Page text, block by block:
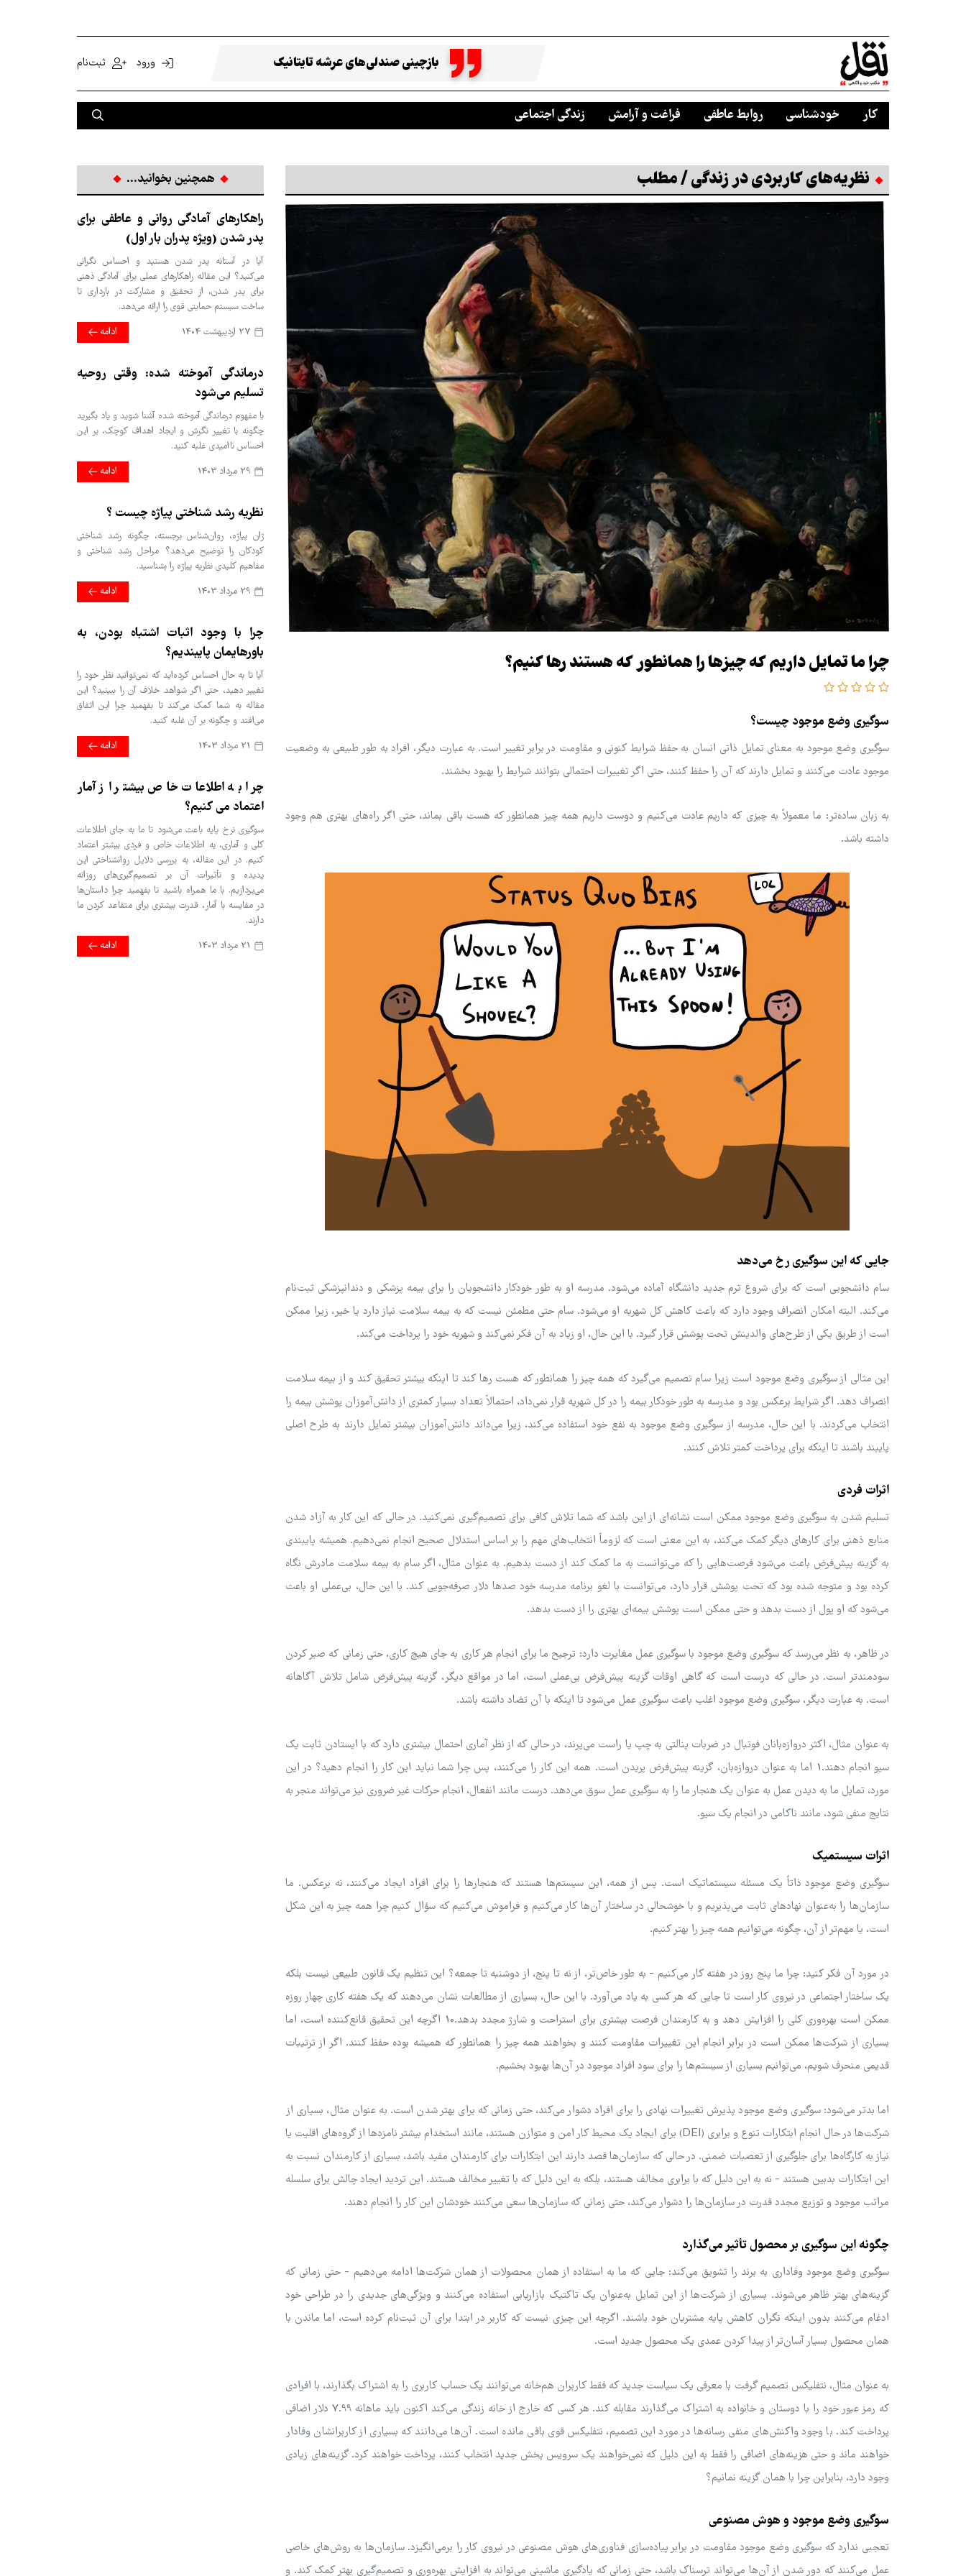
بازچینی صندلی‌های عرشه تایتانیک ورود ثبت‌نام
کار خودشناسی روابط عاطفی فراغت و آرامش زندگی اجتماعی
نظریه‌های کاربردی در زندگی / مطلب
چرا ما تمایل داریم که چیزها را همانطور که هستند رها کنیم؟
سوگیری وضع موجود چیست؟
سوگیری وضع موجود به معنای تمایل ذاتی انسان به حفظ شرایط کنونی و مقاومت در برابر تغییر است. به عبارت دیگر، افراد به طور طبیعی به وضعیت
موجود عادت می‌کنند و تمایل دارند که آن را حفظ کنند، حتی اگر تغییرات احتمالی بتوانند شرایط را بهبود بخشند.
به زبان ساده‌تر: ما معمولاً به چیزی که داریم عادت می‌کنیم و دوست داریم همه چیز همانطور که هست باقی بماند، حتی اگر راه‌های بهتری هم وجود
داشته باشد.
جایی که این سوگیری رخ می‌دهد
سام دانشجویی است که برای شروع ترم جدید دانشگاه آماده می‌شود. مدرسه او به طور خودکار دانشجویان را برای بیمه پزشکی و دندانپزشکی ثبت‌نام
می‌کند. البته امکان انصراف وجود دارد که باعث کاهش کل شهریه او می‌شود. سام حتی مطمئن نیست که به بیمه سلامت نیاز دارد یا خیر، زیرا ممکن
است از طریق یکی از طرح‌های والدینش تحت پوشش قرار گیرد. با این حال، او زیاد به آن فکر نمی‌کند و شهریه خود را پرداخت می‌کند.
این مثالی از سوگیری وضع موجود است زیرا سام تصمیم می‌گیرد که همه چیز را همانطور که هست رها کند تا اینکه بیشتر تحقیق کند و از بیمه سلامت
انصراف دهد. اگر شرایط برعکس بود و مدرسه به طور خودکار بیمه را در کل شهریه قرار نمی‌داد، احتمالاً تعداد بسیار کمتری از دانش‌آموزان پوشش بیمه را
انتخاب می‌کردند. با این حال، مدرسه از سوگیری وضع موجود به نفع خود استفاده می‌کند، زیرا می‌داند دانش‌آموزان بیشتر تمایل دارند به طرح اصلی
پایبند باشند تا اینکه برای پرداخت کمتر تلاش کنند.
اثرات فردی
تسلیم شدن به سوگیری وضع موجود ممکن است نشانه‌ای از این باشد که شما تلاش کافی برای تصمیم‌گیری نمی‌کنید. در حالی که این کار به آزاد شدن
منابع ذهنی برای کارهای دیگر کمک می‌کند، به این معنی است که لزوماً انتخاب‌های مهم را بر اساس استدلال صحیح انجام نمی‌دهیم. همیشه پایبندی
به گزینه پیش‌فرض باعث می‌شود فرصت‌هایی را که می‌توانست به ما کمک کند از دست بدهیم. به عنوان مثال، اگر سام به بیمه سلامت مادرش نگاه
کرده بود و متوجه شده بود که تحت پوشش قرار دارد، می‌توانست با لغو برنامه مدرسه خود صدها دلار صرفه‌جویی کند. با این حال، بی‌عملی او باعث
می‌شود که او پول از دست بدهد و حتی ممکن است پوشش بیمه‌ای بهتری را از دست بدهد.
در ظاهر، به نظر می‌رسد که سوگیری وضع موجود با سوگیری عمل مغایرت دارد: ترجیح ما برای انجام هر کاری به جای هیچ کاری، حتی زمانی که صبر کردن
سودمندتر است. در حالی که درست است که گاهی اوقات گزینه پیش‌فرض بی‌عملی است، اما در مواقع دیگر، گزینه پیش‌فرض شامل تلاش آگاهانه
است. به عبارت دیگر، سوگیری وضع موجود اغلب باعث سوگیری عمل می‌شود تا اینکه با آن تضاد داشته باشد.
به عنوان مثال، اکثر دروازه‌بانان فوتبال در ضربات پنالتی به چپ یا راست می‌پرند، در حالی که از نظر آماری احتمال بیشتری دارد که با ایستادن ثابت یک
سیو انجام دهند.1 اما به عنوان دروازه‌بان، گزینه پیش‌فرض پریدن است. همه این کار را می‌کنند، پس چرا شما نباید این کار را انجام دهید؟ در این
مورد، تمایل ما به دیدن عمل به عنوان یک هنجار ما را به سوگیری عمل سوق می‌دهد. درست مانند انفعال، انجام حرکات غیر ضروری نیز می‌تواند منجر به
نتایج منفی شود، مانند ناکامی در انجام یک سیو.
اثرات سیستمیک
سوگیری وضع موجود ذاتاً یک مسئله سیستماتیک است. پس از همه، این سیستم‌ها هستند که هنجارها را برای افراد ایجاد می‌کنند، نه برعکس. ما
سازمان‌ها را به‌عنوان نهادهای ثابت می‌پذیریم و با خوشحالی در ساختار آن‌ها کار می‌کنیم و فراموش می‌کنیم که سؤال کنیم چرا همه چیز به این شکل
است، یا مهم‌تر از آن، چگونه می‌توانیم همه چیز را بهتر کنیم.
در مورد آن فکر کنید: چرا ما پنج روز در هفته کار می‌کنیم - به طور خاص‌تر، از نه تا پنج، از دوشنبه تا جمعه؟ این تنظیم یک قانون طبیعی نیست بلکه
یک ساختار اجتماعی در نیروی کار است تا جایی که هر کسی به یاد می‌آورد. با این حال، بسیاری از مطالعات نشان می‌دهند که یک هفته کاری چهار روزه
ممکن است بهره‌وری کلی را افزایش دهد و به کارمندان فرصت بیشتری برای استراحت و شارژ مجدد بدهد.10 اگرچه این تحقیق قانع‌کننده است، اما
بسیاری از شرکت‌ها ممکن است در برابر انجام این تغییرات مقاومت کنند و بخواهند همه چیز را همانطور که همیشه بوده حفظ کنند. اگر از ترتیبات
قدیمی منحرف شویم، می‌توانیم بسیاری از سیستم‌ها را برای سود افراد موجود در آن‌ها بهبود بخشیم.
اما بدتر می‌شود: سوگیری وضع موجود پذیرش تغییرات نهادی را برای افراد دشوار می‌کند، حتی زمانی که برای بهتر شدن است. به عنوان مثال، بسیاری از
شرکت‌ها در حال انجام ابتکارات تنوع و برابری (DEI) برای ایجاد یک محیط کار امن و متوازن هستند، مانند استخدام بیشتر نامزدها از گروه‌های اقلیت یا
نیاز به کارگاه‌ها برای جلوگیری از تعصبات ضمنی. در حالی که سازمان‌ها قصد دارند این ابتکارات برای کارمندان مفید باشد، بسیاری از کارمندان نسبت به
این ابتکارات بدبین هستند - نه به این دلیل که با برابری مخالف هستند، بلکه به این دلیل که با تغییر مخالف هستند. این تردید ایجاد چالش برای سلسله
مراتب موجود و توزیع مجدد قدرت در سازمان‌ها را دشوار می‌کند، حتی زمانی که سازمان‌ها سعی می‌کنند خودشان این کار را انجام دهند.
چگونه این سوگیری بر محصول تأثیر می‌گذارد
سوگیری وضع موجود وفاداری به برند را تشویق می‌کند: جایی که ما به استفاده از همان محصولات از همان شرکت‌ها ادامه می‌دهیم - حتی زمانی که
گزینه‌های بهتر ظاهر می‌شوند. بسیاری از شرکت‌ها از این تمایل به‌عنوان یک تاکتیک بازاریابی استفاده می‌کنند و ویژگی‌های جدیدی را در طراحی خود
ادغام می‌کنند بدون اینکه نگران کاهش پایه مشتریان خود باشند. اگرچه این چیزی نیست که کاربر در ابتدا برای آن ثبت‌نام کرده است، اما ماندن با
همان محصول بسیار آسان‌تر از پیدا کردن عمدی یک محصول جدید است.
به عنوان مثال، نتفلیکس تصمیم گرفت با معرفی یک سیاست جدید که فقط کاربران هم‌خانه می‌توانند یک حساب کاربری را به اشتراک بگذارند، با افرادی
که رمز عبور خود را با دوستان و خانواده به اشتراک می‌گذارند مقابله کند. هر کسی که خارج از خانه زندگی می‌کند اکنون باید ماهانه 7.99 دلار اضافی
پرداخت کند. با وجود واکنش‌های منفی رسانه‌ها در مورد این تصمیم، نتفلیکس قوی باقی مانده است. آن‌ها می‌دانند که بسیاری از کاربرانشان وفادار
خواهند ماند و حتی هزینه‌های اضافی را فقط به این دلیل که نمی‌خواهند یک سرویس پخش جدید انتخاب کنند، پرداخت خواهند کرد. گزینه‌های زیادی
وجود دارد، بنابراین چرا با همان گزینه نمانیم؟
سوگیری وضع موجود و هوش مصنوعی
تعجبی ندارد که سوگیری وضع موجود مقاومت در برابر پیاده‌سازی فناوری‌های هوش مصنوعی در نیروی کار را برمی‌انگیزد. سازمان‌ها به روش‌های خاصی
عمل می‌کنند که دور شدن از آن‌ها می‌تواند ترسناک باشد، حتی زمانی که یادگیری ماشینی می‌تواند به افزایش بهره‌وری و تصمیم‌گیری بهتر کمک کند. و
همچنین بخوانید...
راهکارهای آمادگی روانی و عاطفی برای
پدر شدن (ویژه پدران بار اول)
آیا در آستانه پدر شدن هستید و احساس نگرانی
می‌کنید؟ این مقاله راهکارهای عملی برای آمادگی ذهنی
برای پدر شدن، از تحقیق و مشارکت در بارداری تا
ساخت سیستم حمایتی قوی را ارائه می‌دهد.
ادامه
درماندگی آموخته شده: وقتی روحیه
تسلیم می‌شود
با مفهوم درماندگی آموخته شده آشنا شوید و یاد بگیرید
چگونه با تغییر نگرش و ایجاد اهداف کوچک، بر این
احساس ناامیدی غلبه کنید.
ادامه
نظریه رشد شناختی پیاژه چیست ؟
ژان پیاژه، روان‌شناس برجسته، چگونه رشد شناختی
کودکان را توضیح می‌دهد؟ مراحل رشد شناختی و
مفاهیم کلیدی نظریه پیاژه را بشناسید.
ادامه
چرا با وجود اثبات اشتباه بودن، به
باورهایمان پایبندیم؟
آیا تا به حال احساس کرده‌اید که نمی‌توانید نظر خود را
تغییر دهید، حتی اگر شواهد خلاف آن را ببینید؟ این
مقاله به شما کمک می‌کند تا بفهمید چرا این اتفاق
می‌افتد و چگونه بر آن غلبه کنید.
ادامه
چرا به اطلاعات خاص بیشتر از آمار
اعتماد می کنیم؟
سوگیری نرخ پایه باعث می‌شود تا ما به جای اطلاعات
کلی و آماری، به اطلاعات خاص و فردی بیشتر اعتماد
کنیم. در این مقاله، به بررسی دلایل روانشناختی این
پدیده و تأثیرات آن بر تصمیم‌گیری‌های روزانه
می‌پردازیم. با ما همراه باشید تا بفهمید چرا داستان‌ها
در مقایسه با آمار، قدرت بیشتری برای متقاعد کردن ما
دارند.
ادامه